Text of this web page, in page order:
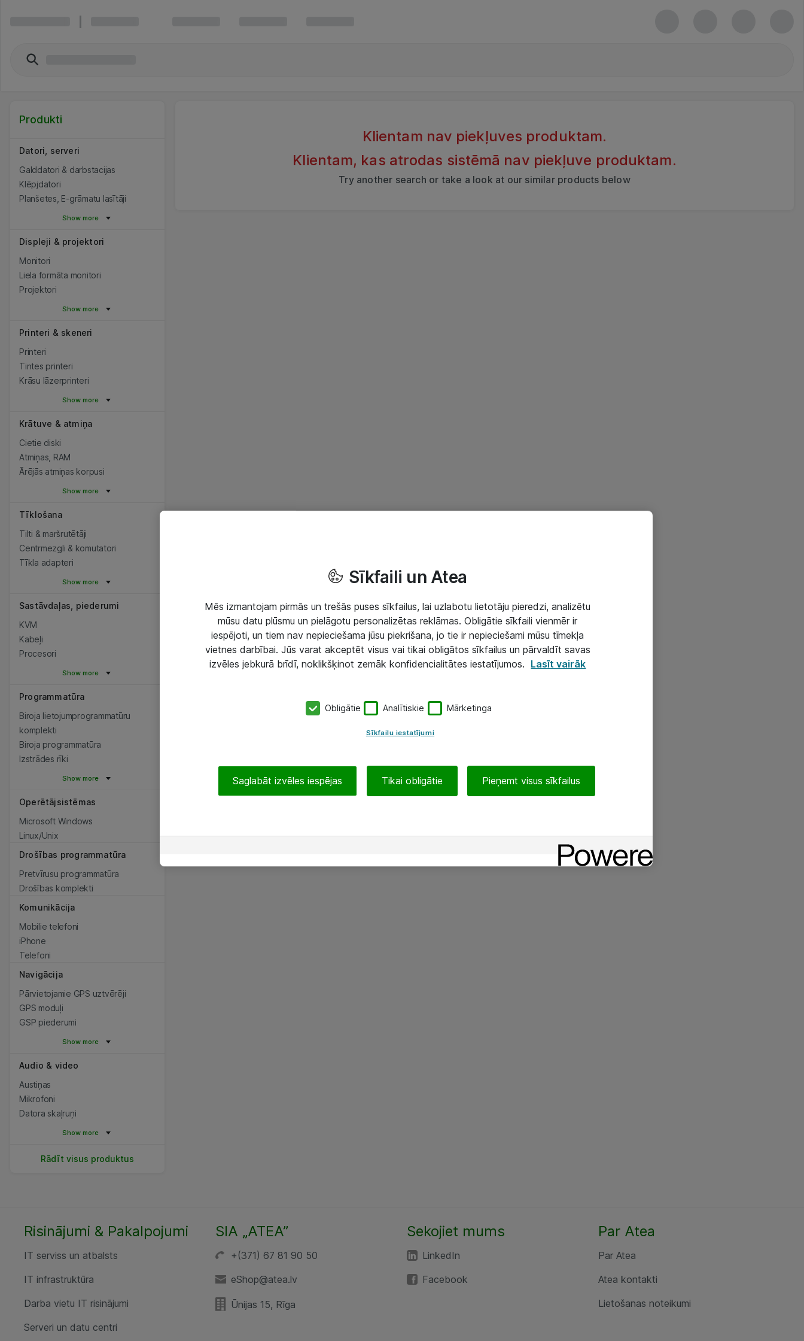
Produkti
Datori, serveri
Galddatori & darbstacijas
Klēpjdatori
Planšetes, E-grāmatu lasītāji
Show more
Displeji & projektori
Monitori
Liela formāta monitori
Projektori
Show more
Printeri & skeneri
Printeri
Tintes printeri
Krāsu lāzerprinteri
Show more
Krātuve & atmiņa
Cietie diski
Atmiņas, RAM
Ārējās atmiņas korpusi
Show more
Tīklošana
Tilti & maršrutētāji
Centrmezgli & komutatori
Tīkla adapteri
Show more
Sastāvdaļas, piederumi
KVM
Kabeļi
Procesori
Show more
Programmatūra
Biroja lietojumprogrammatūru
komplekti
Biroja programmatūra
Izstrādes rīki
Show more
Operētājsistēmas
Microsoft Windows
Linux/Unix
Drošības programmatūra
Pretvīrusu programmatūra
Drošības komplekti
Komunikācija
Mobilie telefoni
iPhone
Telefoni
Navigācija
Pārvietojamie GPS uztvērēji
GPS moduļi
GSP piederumi
Show more
Audio & video
Austiņas
Mikrofoni
Datora skaļruņi
Show more
Rādīt visus produktus
Klientam nav piekļuves produktam.
Klientam, kas atrodas sistēmā nav piekļuve produktam.
Try another search or take a look at our similar products below
Risinājumi & Pakalpojumi
IT serviss un atbalsts
IT infrastruktūra
Darba vietu IT risinājumi
Serveri un datu centri
SIA „ATEA”
+(371) 67 81 90 50
eShop@atea.lv
Ūnijas 15, Rīga
Sekojiet mums
LinkedIn
Facebook
Par Atea
Par Atea
Atea kontakti
Lietošanas noteikumi
Sīkfaili un Atea
Mēs izmantojam pirmās un trešās puses sīkfailus, lai uzlabotu lietotāju pieredzi, analizētu
mūsu datu plūsmu un pielāgotu personalizētas reklāmas. Obligātie sīkfaili vienmēr ir
iespējoti, un tiem nav nepieciešama jūsu piekrišana, jo tie ir nepieciešami mūsu tīmekļa
vietnes darbībai. Jūs varat akceptēt visus vai tikai obligātos sīkfailus un pārvaldīt savas
izvēles jebkurā brīdī, noklikšķinot zemāk konfidencialitātes iestatījumos. Lasīt vairāk
Obligātie Analītiskie Mārketinga
Sīkfailu iestatījumi
Saglabāt izvēles iespējas Tikai obligātie Pieņemt visus sīkfailus